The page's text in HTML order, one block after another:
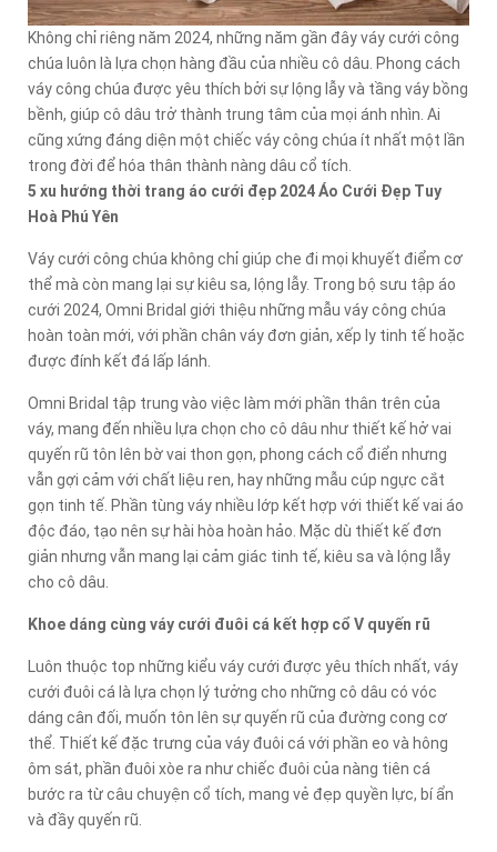
Không chỉ riêng năm 2024, những năm gần đây váy cưới công
chúa luôn là lựa chọn hàng đầu của nhiều cô dâu. Phong cách
váy công chúa được yêu thích bởi sự lộng lẫy và tầng váy bồng
bềnh, giúp cô dâu trở thành trung tâm của mọi ánh nhìn. Ai
cũng xứng đáng diện một chiếc váy công chúa ít nhất một lần
trong đời để hóa thân thành nàng dâu cổ tích.
5 xu hướng thời trang áo cưới đẹp 2024 Áo Cưới Đẹp Tuy
Hoà Phú Yên
Váy cưới công chúa không chỉ giúp che đi mọi khuyết điểm cơ
thể mà còn mang lại sự kiêu sa, lộng lẫy. Trong bộ sưu tập áo
cưới 2024, Omni Bridal giới thiệu những mẫu váy công chúa
hoàn toàn mới, với phần chân váy đơn giản, xếp ly tinh tế hoặc
được đính kết đá lấp lánh.
Omni Bridal tập trung vào việc làm mới phần thân trên của
váy, mang đến nhiều lựa chọn cho cô dâu như thiết kế hở vai
quyến rũ tôn lên bờ vai thon gọn, phong cách cổ điển nhưng
vẫn gợi cảm với chất liệu ren, hay những mẫu cúp ngực cắt
gọn tinh tế. Phần tùng váy nhiều lớp kết hợp với thiết kế vai áo
độc đáo, tạo nên sự hài hòa hoàn hảo. Mặc dù thiết kế đơn
giản nhưng vẫn mang lại cảm giác tinh tế, kiêu sa và lộng lẫy
cho cô dâu.
Khoe dáng cùng váy cưới đuôi cá kết hợp cổ V quyến rũ
Luôn thuộc top những kiểu váy cưới được yêu thích nhất, váy
cưới đuôi cá là lựa chọn lý tưởng cho những cô dâu có vóc
dáng cân đối, muốn tôn lên sự quyến rũ của đường cong cơ
thể. Thiết kế đặc trưng của váy đuôi cá với phần eo và hông
ôm sát, phần đuôi xòe ra như chiếc đuôi của nàng tiên cá
bước ra từ câu chuyện cổ tích, mang vẻ đẹp quyền lực, bí ẩn
và đầy quyến rũ.